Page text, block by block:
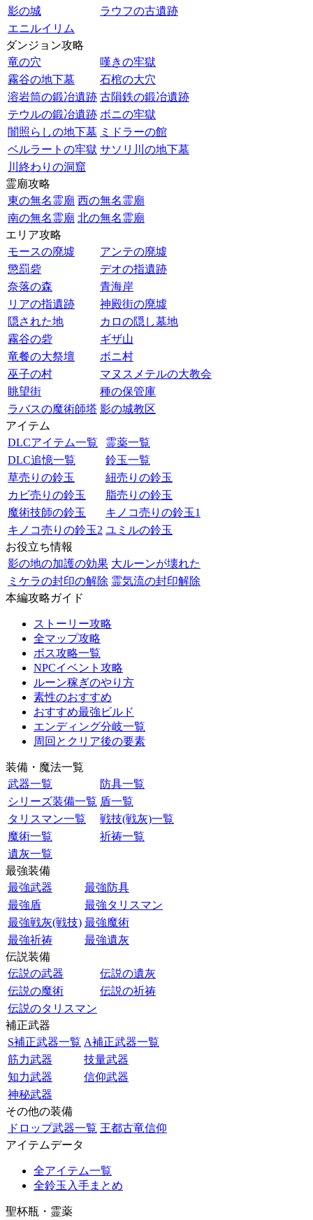
影の城
ラウフの古遺跡
エニルイリム
ダンジョン攻略
竜の穴
嘆きの牢獄
霧谷の地下墓
石棺の大穴
溶岩筒の鍛冶遺跡 古隕鉄の鍛冶遺跡
テウルの鍛冶遺跡 ボニの牢獄
闇照らしの地下墓 ミドラーの館
ベルラートの牢獄 サソリ川の地下墓
川終わりの洞窟
霊廟攻略
東の無名霊廟 西の無名霊廟
南の無名霊廟 北の無名霊廟
エリア攻略
モースの廃墟
アンテの廃墟
懲罰砦
デオの指遺跡
奈落の森
青海岸
リアの指遺跡
神殿街の廃墟
隠された地
カロの隠し墓地
霧谷の砦
ギザ山
竜餐の大祭壇
ボニ村
巫子の村
マヌスメテルの大教会
眺望街
種の保管庫
ラバスの魔術師塔 影の城教区
アイテム
DLCアイテム一覧
霊薬一覧
DLC追憶一覧
鈴玉一覧
草売りの鈴玉
紐売りの鈴玉
カビ売りの鈴玉
脂売りの鈴玉
魔術技師の鈴玉
キノコ売りの鈴玉1
キノコ売りの鈴玉2 ユミルの鈴玉
お役立ち情報
影の地の加護の効果 大ルーンが壊れた
ミケラの封印の解除 霊気流の封印解除
本編攻略ガイド
ストーリー攻略
全マップ攻略
ボス攻略一覧
NPCイベント攻略
ルーン稼ぎのやり方
素性のおすすめ
おすすめ最強ビルド
エンディング分岐一覧
周回とクリア後の要素
装備・魔法一覧
武器一覧
防具一覧
シリーズ装備一覧 盾一覧
タリスマン一覧
戦技(戦灰)一覧
魔術一覧
祈祷一覧
遺灰一覧
最強装備
最強武器
最強防具
最強盾
最強タリスマン
最強戦灰(戦技) 最強魔術
最強祈祷
最強遺灰
伝説装備
伝説の武器
伝説の遺灰
伝説の魔術
伝説の祈祷
伝説のタリスマン
補正武器
S補正武器一覧 A補正武器一覧
筋力武器
技量武器
知力武器
信仰武器
神秘武器
その他の装備
ドロップ武器一覧 王都古竜信仰
アイテムデータ
全アイテム一覧
全鈴玉入手まとめ
聖杯瓶・霊薬